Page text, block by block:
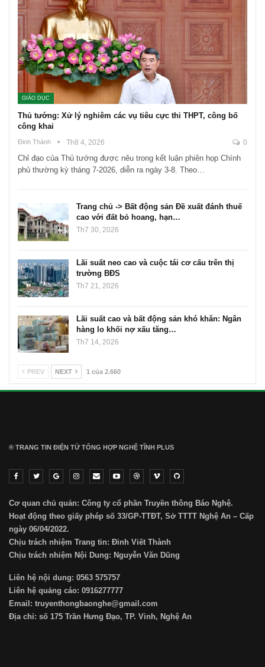
GIÁO DỤC
Thủ tướng: Xử lý nghiêm các vụ tiêu cực thi THPT, công bố
công khai
Đinh Thành Th8 4, 2026 0
Chỉ đạo của Thủ tướng được nêu trong kết luận phiên họp Chính
phủ thường kỳ tháng 7-2026, diễn ra ngày 3-8. Theo…
Trang chủ -> Bất động sản Đề xuất đánh thuế
cao với đất bỏ hoang, hạn…
Th7 30, 2026
Lãi suất neo cao và cuộc tái cơ cấu trên thị
trường BĐS
Th7 21, 2026
Lãi suất cao và bất động sản khó khăn: Ngân
hàng lo khối nợ xấu tăng…
Th7 14, 2026
PREV NEXT 1 của 2.660
® TRANG TIN ĐIỆN TỬ ТỔNG HỢP NGHỆ TĨNH PLUS
Cơ quan chủ quản: Công ty cổ phần Truyền thông Báo Nghệ.
Hoạt động theo giấy phép số 33/GP-TTĐT, Sở TTTT Nghệ An – Cấp
ngày 06/04/2022.
Chịu trách nhiệm Trang tin: Đinh Viết Thành
Chịu trách nhiệm Nội Dung: Nguyễn Văn Dũng
Liên hệ nội dung: 0563 575757
Liên hệ quảng cáo: 0916277777
Email: truyenthongbaonghe@gmail.com
Địa chỉ: số 175 Trần Hưng Đạo, TP. Vinh, Nghệ An